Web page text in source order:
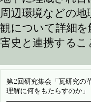
周辺環境などの
観について詳細
害史と連携する
第2回研究集会「瓦研究の
理解に何をもたらすのか」